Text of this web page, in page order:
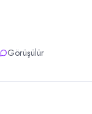
Görüşülür